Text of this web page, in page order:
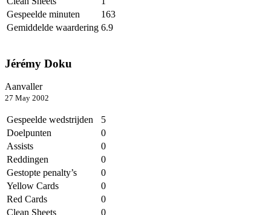
Gespeelde minuten
163
Gemiddelde waardering 6.9
Jérémy Doku
Aanvaller
27 May 2002
Gespeelde wedstrijden
5
Doelpunten
0
Assists
0
Reddingen
0
Gestopte penalty’s
0
Yellow Cards
0
Red Cards
0
Clean Sheets
0